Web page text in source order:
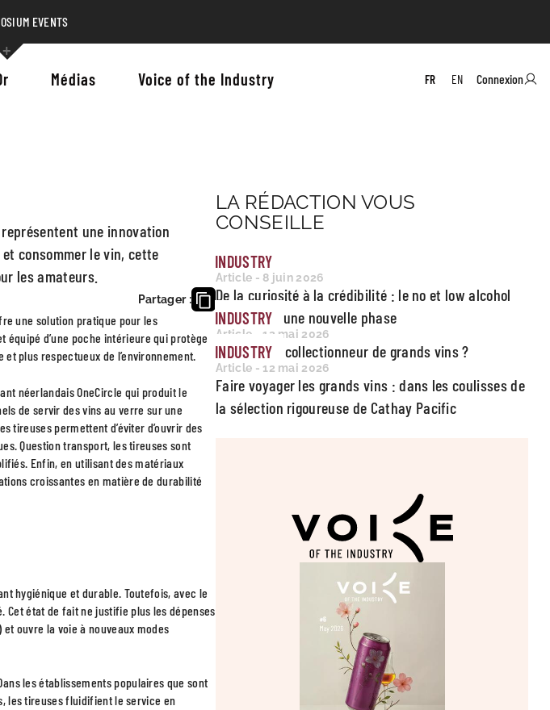
EVENTS
Médias Voice of the Industry FR EN Connexion
une innovation
consommer le vin, cette
les amateurs.
Partager :
une solution pratique pour les
d’une poche intérieure qui protège
plus respectueux de l’environnement.
néerlandais OneCircle qui produit le
de servir des vins au verre sur une
tireuses permettent d’éviter d’ouvrir des
Question transport, les tireuses sont
Enfin, en utilisant des matériaux
croissantes en matière de durabilité
hygiénique et durable. Toutefois, avec le
Cet état de fait ne justifie plus les dépenses
ouvre la voie à nouveaux modes
les établissements populaires que sont
les tireuses fluidifient le service en
LA RÉDACTION VOUS
CONSEILLE
INDUSTRY
Article - 8 juin 2026
De la curiosité à la crédibilité : le no et low alcohol
entre dans une nouvelle phase
INDUSTRY
Article - 12 mai 2026
Qui devient collectionneur de grands vins ?
INDUSTRY
Article - 12 mai 2026
Faire voyager les grands vins : dans les coulisses de
la sélection rigoureuse de Cathay Pacific